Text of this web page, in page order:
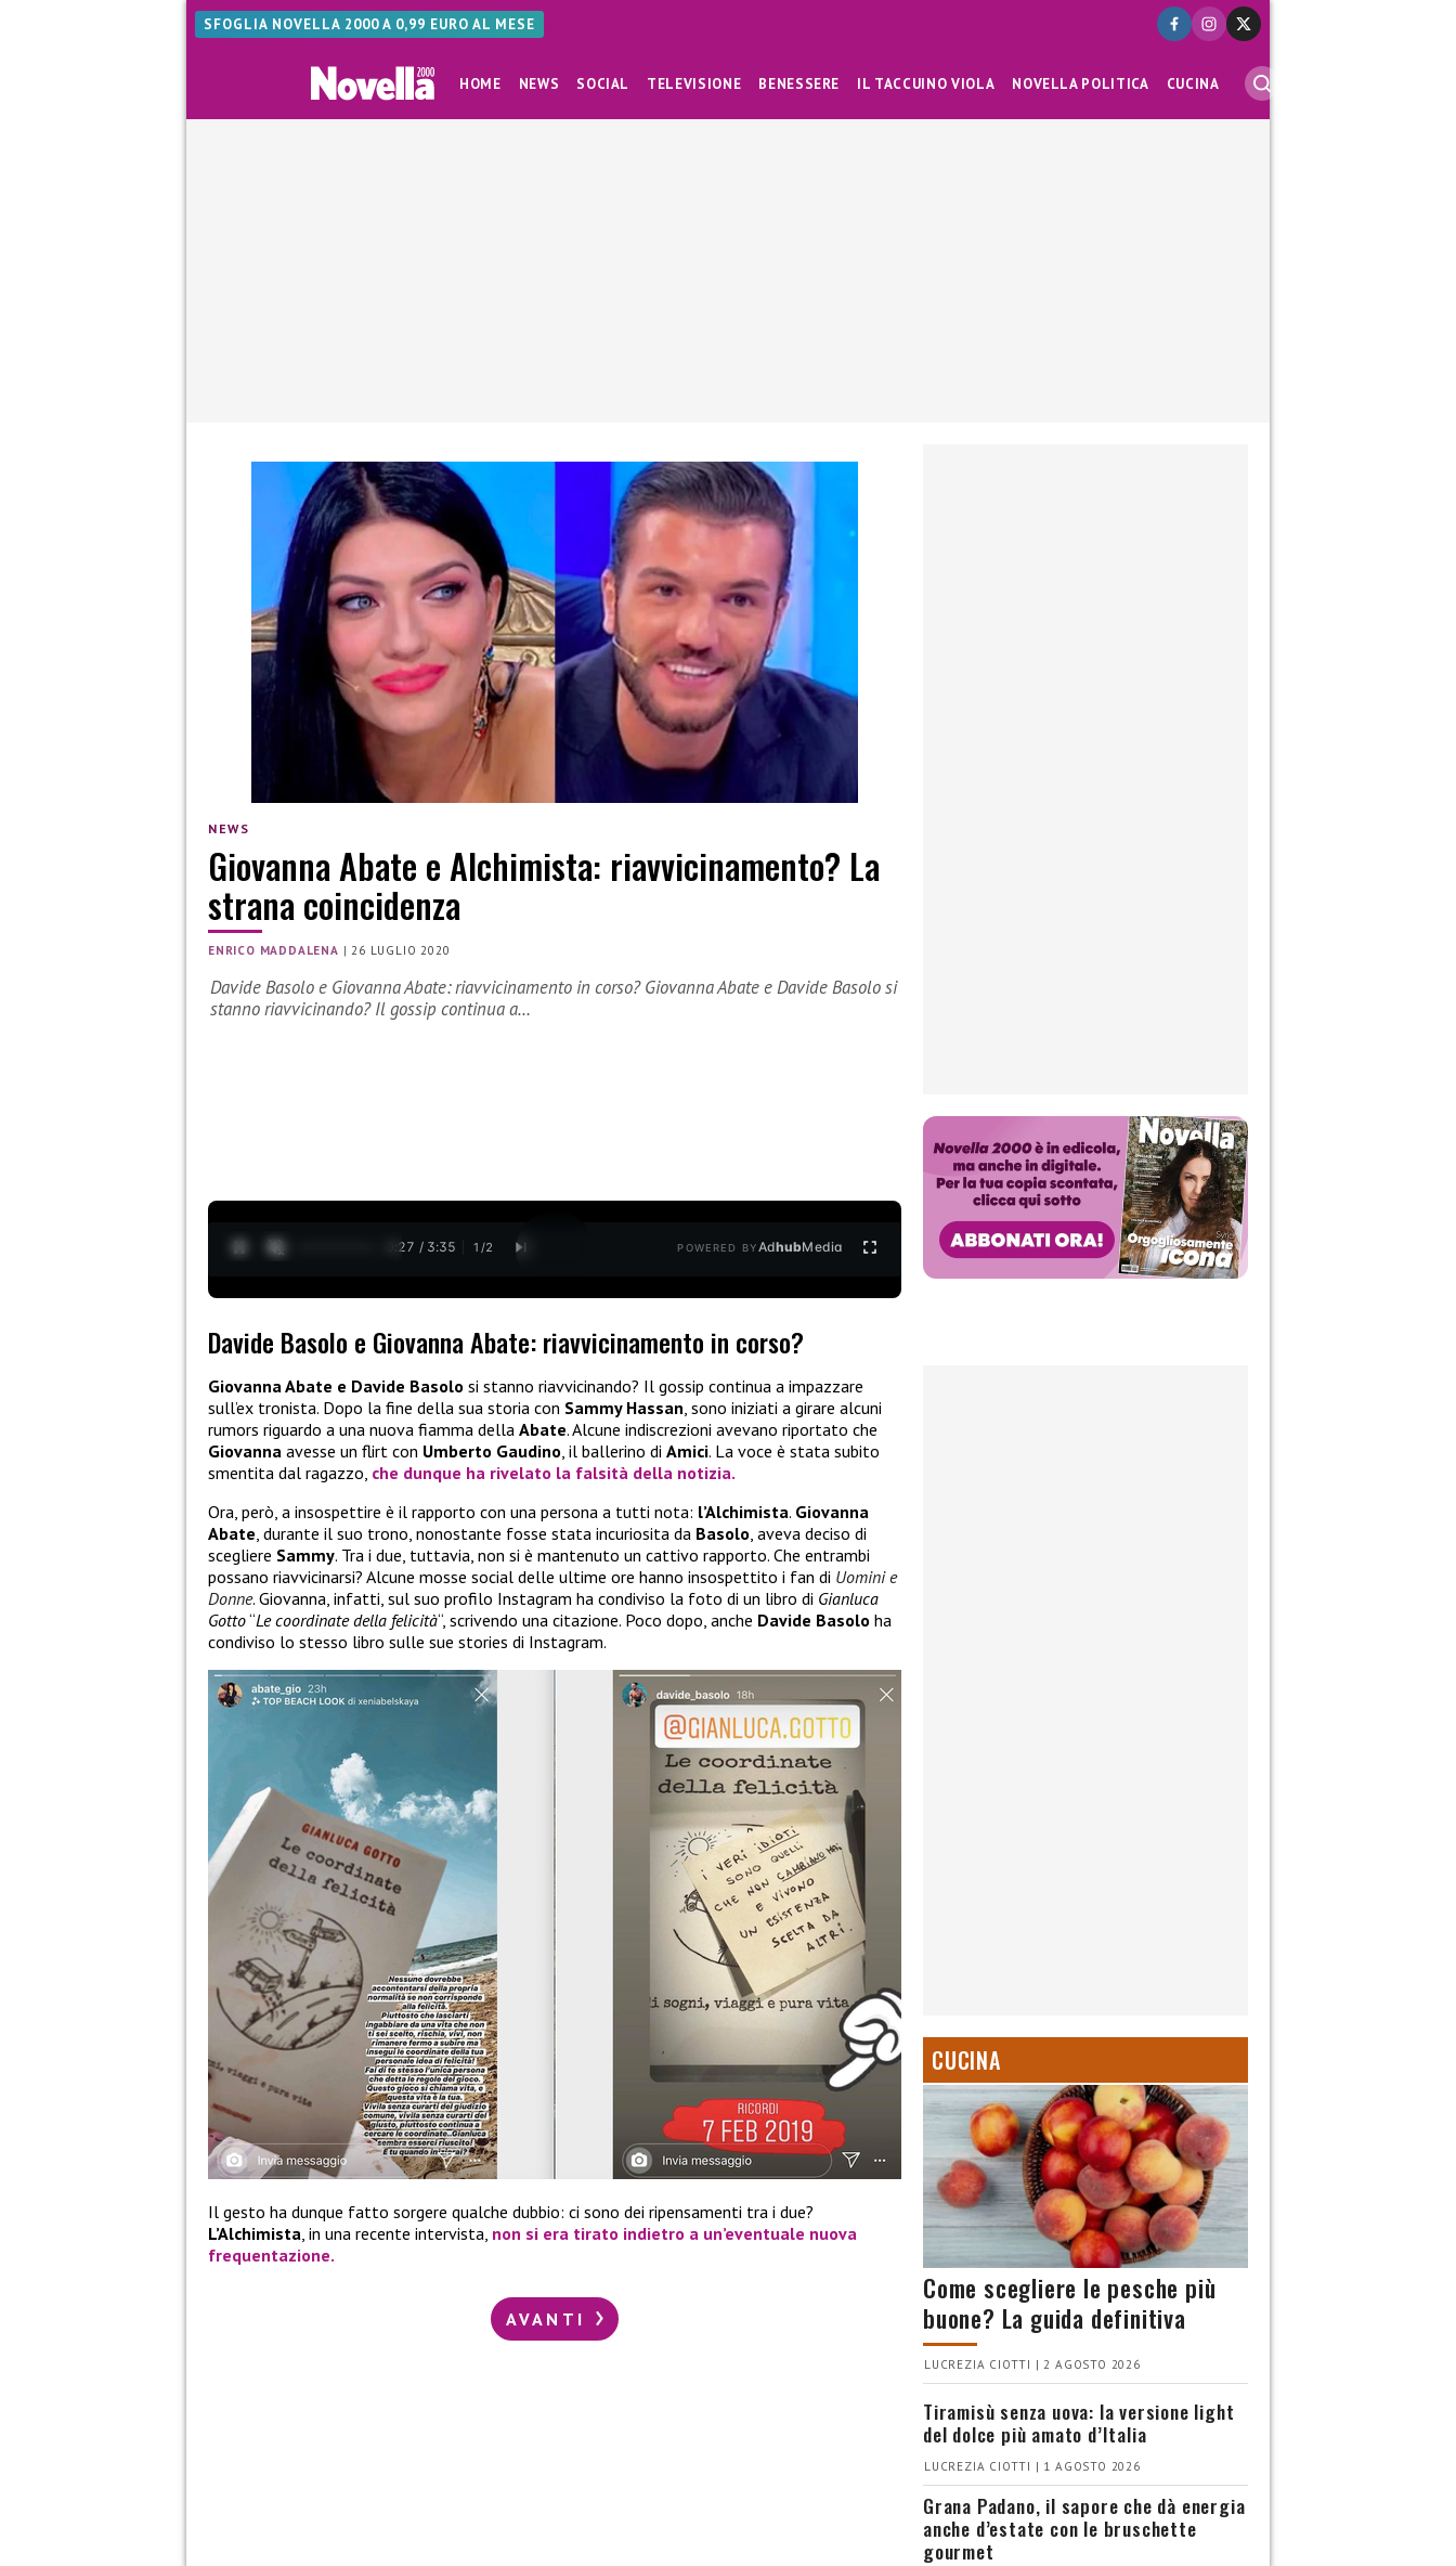
SFOGLIA NOVELLA 2000 A 0,99 EURO AL MESE
HOME NEWS SOCIAL TELEVISIONE BENESSERE IL TACCUINO VIOLA NOVELLA POLITICA CUCINA
NEWS
Giovanna Abate e Alchimista: riavvicinamento? La
strana coincidenza
ENRICO MADDALENA |26 LUGLIO 2020
Davide Basolo e Giovanna Abate: riavvicinamento in corso? Giovanna Abate e Davide Basolo si
stanno riavvicinando? Il gossip continua a…
0:28 / 3:35 1 /2 POWERED BYAdhubMedia
Davide Basolo e Giovanna Abate: riavvicinamento in corso?
Giovanna Abate e Davide Basolo si stanno riavvicinando? Il gossip continua a impazzare
sull’ex tronista. Dopo la fine della sua storia con Sammy Hassan, sono iniziati a girare alcuni
rumors riguardo a una nuova fiamma della Abate. Alcune indiscrezioni avevano riportato che
Giovanna avesse un flirt con Umberto Gaudino, il ballerino di Amici. La voce è stata subito
smentita dal ragazzo, che dunque ha rivelato la falsità della notizia.
Ora, però, a insospettire è il rapporto con una persona a tutti nota: l’Alchimista. Giovanna
Abate, durante il suo trono, nonostante fosse stata incuriosita da Basolo, aveva deciso di
scegliere Sammy. Tra i due, tuttavia, non si è mantenuto un cattivo rapporto. Che entrambi
possano riavvicinarsi? Alcune mosse social delle ultime ore hanno insospettito i fan di Uomini e
Donne. Giovanna, infatti, sul suo profilo Instagram ha condiviso la foto di un libro di Gianluca
Gotto“Le coordinate della felicità“, scrivendo una citazione. Poco dopo, anche Davide Basolo ha
condiviso lo stesso libro sulle sue stories di Instagram.
Il gesto ha dunque fatto sorgere qualche dubbio: ci sono dei ripensamenti tra i due?
L’Alchimista, in una recente intervista, non si era tirato indietro a un’eventuale nuova
frequentazione.
AVANTI
CUCINA
Come scegliere le pesche più
buone? La guida definitiva
LUCREZIA CIOTTI | 2 AGOSTO 2026
Tiramisù senza uova: la versione light
del dolce più amato d’Italia
LUCREZIA CIOTTI | 1 AGOSTO 2026
Grana Padano, il sapore che dà energia
anche d’estate con le bruschette
gourmet